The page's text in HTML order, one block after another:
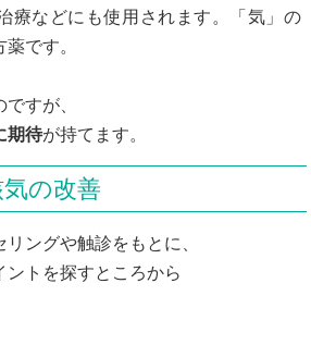
療などにも使用されます。「気」の
です。
すが、
期待が持てます。
の改善
ングや触診をもとに、
トを探すところから